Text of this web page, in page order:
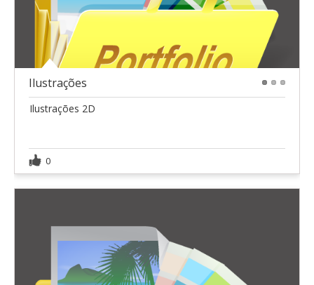
Ilustrações
Ilustrações 2D
0